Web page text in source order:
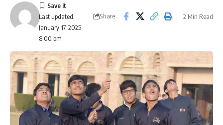
Last updated:
January 17, 2025
8:00 pm
Share 2 Min Read